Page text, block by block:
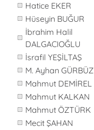
Hatice EKER
Hüseyin BUĞUR
İbrahim Halil
DALGACIOĞLU
İsrafil YEŞİLTAŞ
M. Ayhan GÜRBÜZ
Mahmut DEMİREL
Mahmut KALKAN
Mahmut ÖZTÜRK
Mecit ŞAHAN